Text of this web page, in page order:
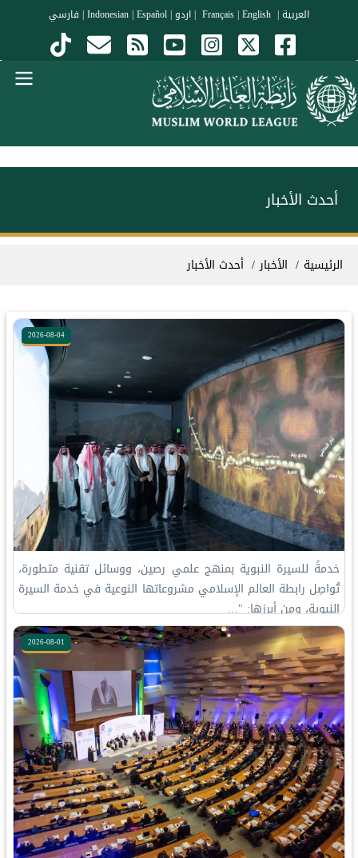
تجاوز إلى المحتوى الرئيسي
العربية|
|English
| اردو|
Indonesian |Español
| فارسي
أحدث الأخبار
مسار التنقل
الرئيسية الأخبار أحدث الأخبار
2026-08-04
خدمةً للسيرة النبوية بمنهج علمي رصين، ووسائل تقنية متطورة،
تُواصِل رابطة العالم الإسلامي مشروعاتها النوعية في خدمة السيرة
النبوية، ومن أبرزها: "…
2026-08-01